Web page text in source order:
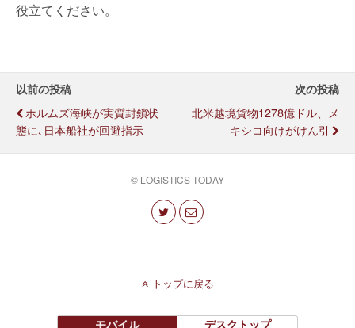
役立てください。
以前の投稿
ホルムズ海峡が実質封鎖状
態に､日本船社が回避指示
次の投稿
北米越境貨物1278億ドル、メ
キシコ向けがけん引
© LOGISTICS TODAY
トップに戻る
モバイル デスクトップ